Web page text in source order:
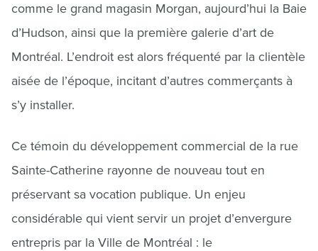
comme le grand magasin Morgan, aujourd’hui la Baie
d’Hudson, ainsi que la première galerie d’art de
Montréal. L’endroit est alors fréquenté par la clientèle
aisée de l’époque, incitant d’autres commerçants à
s’y installer.
Ce témoin du développement commercial de la rue
Sainte-Catherine rayonne de nouveau tout en
préservant sa vocation publique. Un enjeu
considérable qui vient servir un projet d’envergure
entrepris par la Ville de Montréal : le